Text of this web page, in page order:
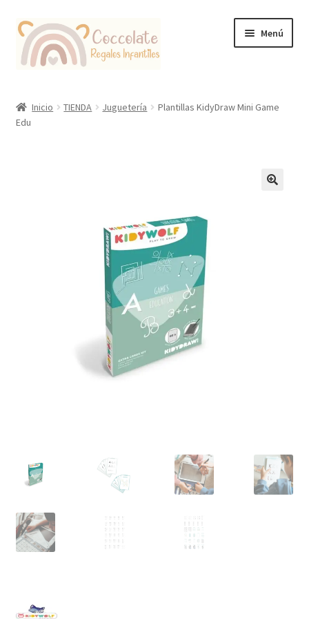
Ir
la
Ir
contenido
Menú
Coccolate Puericultura y Juguetería Educativa
Inicio TIENDA Juguetería
Plantillas KidyDraw Mini Game
Edu